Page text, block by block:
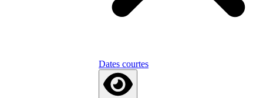
Dates courtes